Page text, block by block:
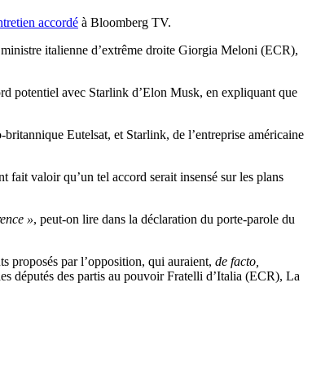
accordé à Bloomberg TV.
italienne d’extrême droite Giorgia Meloni (ECR),
potentiel avec Starlink d’Elon Musk, en expliquant que
Eutelsat, et Starlink, de l’entreprise américaine
fait valoir qu’un tel accord serait insensé sur les plans
», peut-on lire dans la déclaration du porte-parole du
proposés par l’opposition, qui auraient, de facto,
députés des partis au pouvoir Fratelli d’Italia (ECR), La